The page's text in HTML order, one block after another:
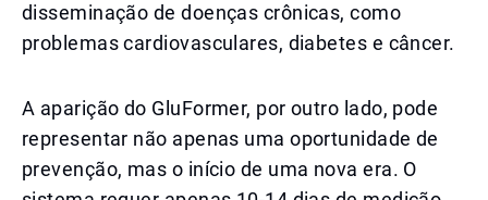
disseminação de doenças crônicas, como
problemas cardiovasculares, diabetes e câncer.
A aparição do GluFormer, por outro lado, pode
representar não apenas uma oportunidade de
prevenção, mas o início de uma nova era. O